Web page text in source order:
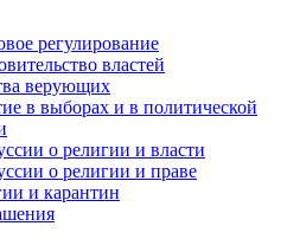
регулирование
властей
верующих
в выборах и в политической
о религии и власти
о религии и праве
и карантин